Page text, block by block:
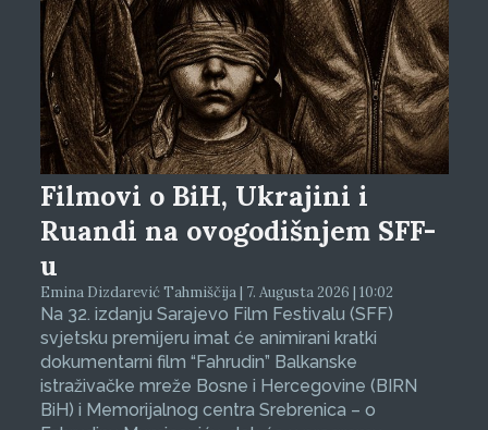
Filmovi o BiH, Ukrajini i
Ruandi na ovogodišnjem SFF-
u
Emina Dizdarević Tahmiščija | 7. Augusta 2026 | 10:02
Na 32. izdanju Sarajevo Film Festivalu (SFF)
svjetsku premijeru imat će animirani kratki
dokumentarni film “Fahrudin” Balkanske
istraživačke mreže Bosne i Hercegovine (BIRN
BiH) i Memorijalnog centra Srebrenica – o